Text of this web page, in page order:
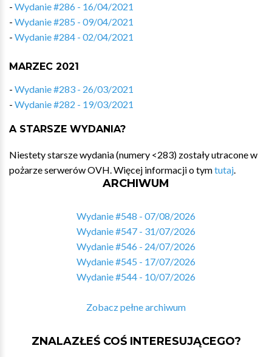
- Wydanie #286 - 16/04/2021
- Wydanie #285 - 09/04/2021
- Wydanie #284 - 02/04/2021
MARZEC 2021
- Wydanie #283 - 26/03/2021
- Wydanie #282 - 19/03/2021
A STARSZE WYDANIA?
Niestety starsze wydania (numery <283) zostały utracone w
pożarze serwerów OVH. Więcej informacji o tymtutaj.
ARCHIWUM
Wydanie #548 - 07/08/2026
Wydanie #547 - 31/07/2026
Wydanie #546 - 24/07/2026
Wydanie #545 - 17/07/2026
Wydanie #544 - 10/07/2026
Zobacz pełne archiwum
ZNALAZŁEŚ COŚ INTERESUJĄCEGO?